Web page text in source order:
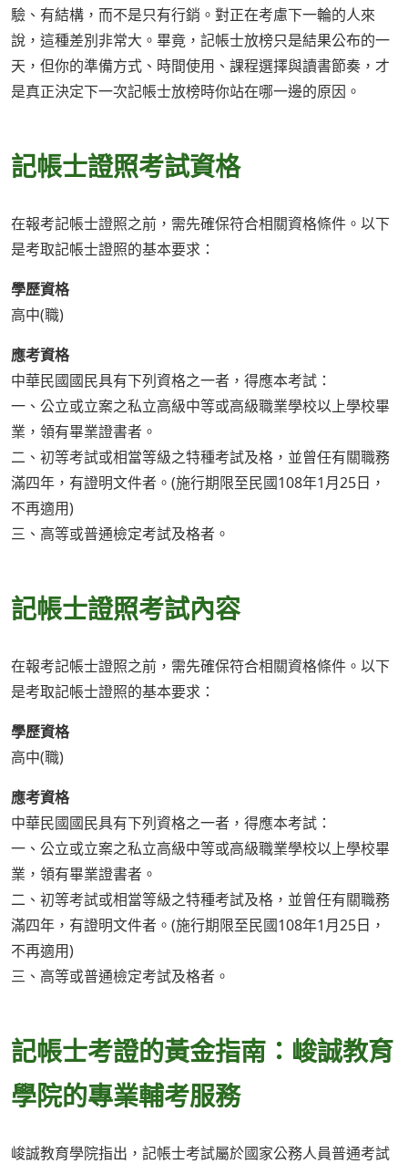
驗、有結構，而不是只有行銷。對正在考慮下一輪的人來
說，這種差別非常大。畢竟，記帳士放榜只是結果公布的一
天，但你的準備方式、時間使用、課程選擇與讀書節奏，才
是真正決定下一次記帳士放榜時你站在哪一邊的原因。
記帳士證照考試資格
在報考記帳士證照之前，需先確保符合相關資格條件。以下
是考取記帳士證照的基本要求：
學歷資格
高中(職)
應考資格
中華民國國民具有下列資格之一者，得應本考試：
一、公立或立案之私立高級中等或高級職業學校以上學校畢
業，領有畢業證書者。
二、初等考試或相當等級之特種考試及格，並曾任有關職務
滿四年，有證明文件者。(施行期限至民國108年1月25日，
不再適用)
三、高等或普通檢定考試及格者。
記帳士證照考試內容
在報考記帳士證照之前，需先確保符合相關資格條件。以下
是考取記帳士證照的基本要求：
學歷資格
高中(職)
應考資格
中華民國國民具有下列資格之一者，得應本考試：
一、公立或立案之私立高級中等或高級職業學校以上學校畢
業，領有畢業證書者。
二、初等考試或相當等級之特種考試及格，並曾任有關職務
滿四年，有證明文件者。(施行期限至民國108年1月25日，
不再適用)
三、高等或普通檢定考試及格者。
記帳士考證的黃金指南：峻誠教育
學院的專業輔考服務
峻誠教育學院指出，記帳士考試屬於國家公務人員普通考試